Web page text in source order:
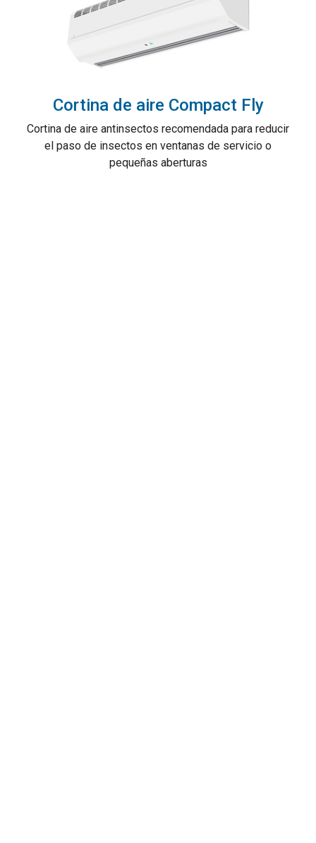
Cortina de aire Compact Fly
Cortina de aire antinsectos recomendada para reducir
el paso de insectos en ventanas de servicio o
pequeñas aberturas